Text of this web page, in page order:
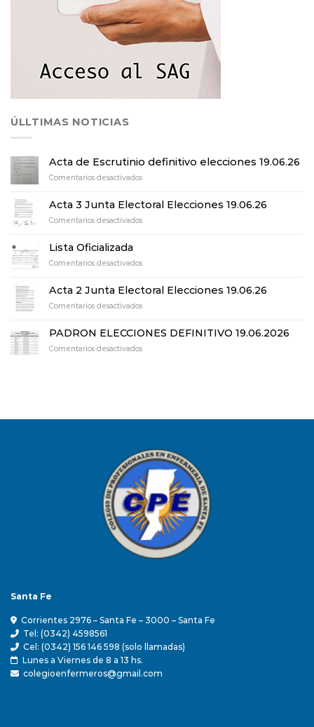
ÚLLTIMAS NOTICIAS
Acta de Escrutinio definitivo elecciones 19.06.26
Comentarios desactivadosen
Escrutinio
definitivo
Acta 3 Junta Electoral Elecciones 19.06.26
Comentarios desactivadosen
Electoral
19.06.26
Lista Oficializada
Comentarios desactivadosen
Oficializada
Acta 2 Junta Electoral Elecciones 19.06.26
Comentarios desactivadosen
Junta
Electoral
PADRON ELECCIONES DEFINITIVO 19.06.2026
Comentarios desactivadosen
Santa Fe
Corrientes 2976 – Santa Fe – 3000 – Santa Fe
Tel: (0342) 4598561
Cel: (0342) 156 146 598 (solo llamadas)
Lunes a Viernes de 8 a 13 hs.
colegioenfermeros@gmail.com